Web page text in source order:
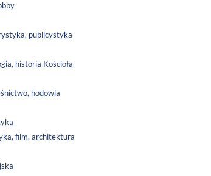
publicystyka
historia Kościoła
hodowla
film, architektura